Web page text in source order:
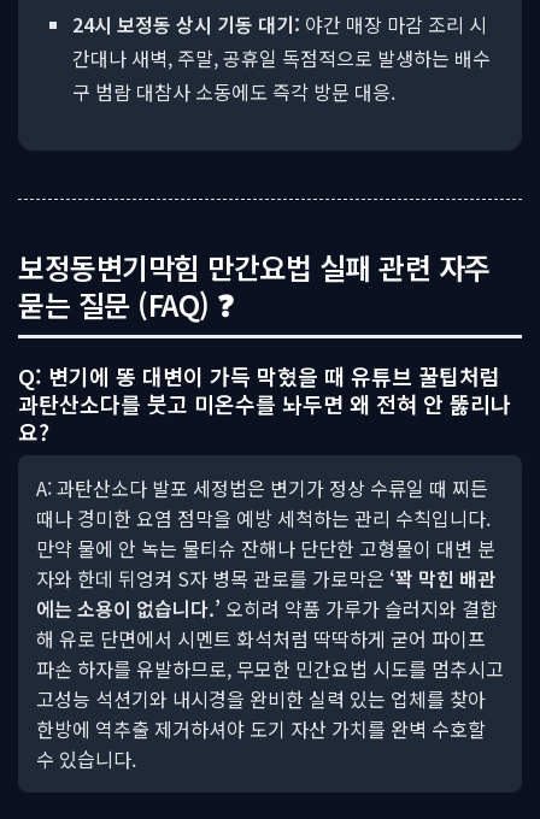
24시 보정동 상시 기동 대기: 야간 매장 마감 조리 시
간대나 새벽, 주말, 공휴일 독점적으로 발생하는 배수
구 범람 대참사 소동에도 즉각 방문 대응.
보정동변기막힘 만간요법 실패 관련 자주
묻는 질문 (FAQ) ❓
Q: 변기에 똥 대변이 가득 막혔을 때 유튜브 꿀팁처럼
과탄산소다를 붓고 미온수를 놔두면 왜 전혀 안 뚫리나
요?
A: 과탄산소다 발포 세정법은 변기가 정상 수류일 때 찌든
때나 경미한 요염 점막을 예방 세척하는 관리 수칙입니다.
만약 물에 안 녹는 물티슈 잔해나 단단한 고형물이 대변 분
자와 한데 뒤엉켜 S자 병목 관로를 가로막은 ‘꽉 막힌 배관
에는 소용이 없습니다.’ 오히려 약품 가루가 슬러지와 결합
해 유로 단면에서 시멘트 화석처럼 딱딱하게 굳어 파이프
파손 하자를 유발하므로, 무모한 민간요법 시도를 멈추시고
고성능 석션기와 내시경을 완비한 실력 있는 업체를 찾아
한방에 역추출 제거하셔야 도기 자산 가치를 완벽 수호할
수 있습니다.